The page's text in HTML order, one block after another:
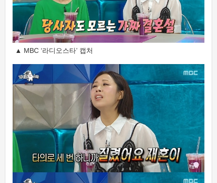
▲ MBC ‘라디오스타’ 캡처